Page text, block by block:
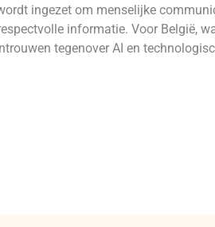
ingezet om menselijke
informatie. Voor België,
tegenover AI en